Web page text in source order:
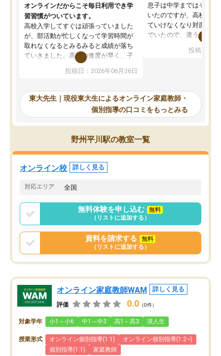
オンラインだからこそ毎日利用でき学
習習慣がついています。
高校入学してすぐは頑張っていました
が、部活動が忙しくなって学習時間が
取れなくなるとみるみると成績が落ち
ていきました。高校の進度が早く、子
供も家に帰って勉強の話すると嫌な反
応を示します。東大先生にお願いして
れるので、親としても安心です。毎日
使える自習室とかもあり、わからない
ところがあれば先生が回答してくれる
のも重宝しています。
投稿日：2026年06月26日
息子は中学まではそこそ
いたのですが、高校に入
ていけなくなり対面の塾
でいたので、違うアプロ
で、当初は模試でD判定
自習室が毎日使えていつ
るのが心強かったよう
謝です。
投稿日：
東大先生｜現役東大生によるオンライン家庭教師・
個別指導の口コミをもっとみる
野州平川駅の教室一覧
オンライン校 詳しく見る
対応エリア 全国
無料体験を申し込む
無料
（リストに追加する）
資料を請求する
無料
（リストに追加する）
オンライン家庭教師WAM 詳しく見る
評価 0.0 （0件）
対象学年 小1～小6 中1～中3 高1～高3 浪人生
授業形式 オンライン個別指導(1:1)
オンライン個別指導(1:2~)
個別指導(1:1)
家庭教師